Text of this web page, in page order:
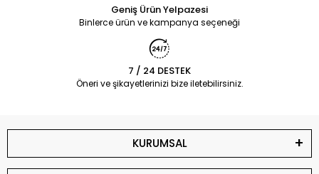
Geniş Ürün Yelpazesi
Binlerce ürün ve kampanya seçeneği
7 / 24 DESTEK
Öneri ve şikayetlerinizi bize iletebilirsiniz.
KURUMSAL